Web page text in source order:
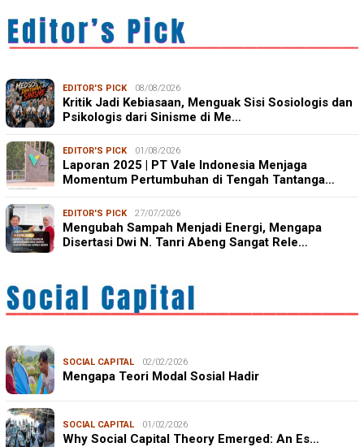
EDITOR'S PICK 08/08/2026
Kritik Jadi Kebiasaan, Menguak Sisi Sosiologis dan
Psikologis dari Sinisme di Me…
EDITOR'S PICK 01/08/2026
Laporan 2025 | PT Vale Indonesia Menjaga
Momentum Pertumbuhan di Tengah Tantanga…
EDITOR'S PICK 27/07/2026
Mengubah Sampah Menjadi Energi, Mengapa
Disertasi Dwi N. Tanri Abeng Sangat Rele…
SOCIAL CAPITAL 02/02/2026
Mengapa Teori Modal Sosial Hadir
SOCIAL CAPITAL 01/02/2026
Why Social Capital Theory Emerged: An Es…